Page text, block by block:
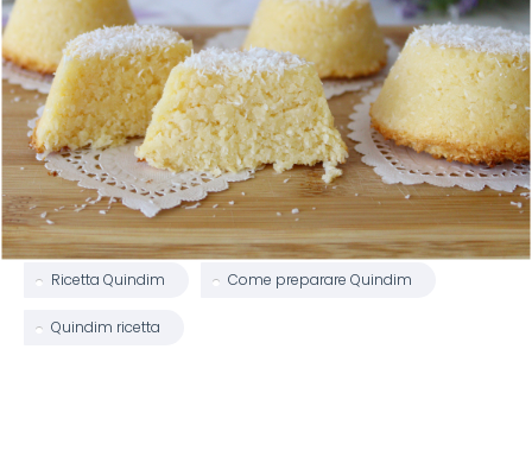
Ricetta Quindim Come preparare Quindim
Quindim ricetta